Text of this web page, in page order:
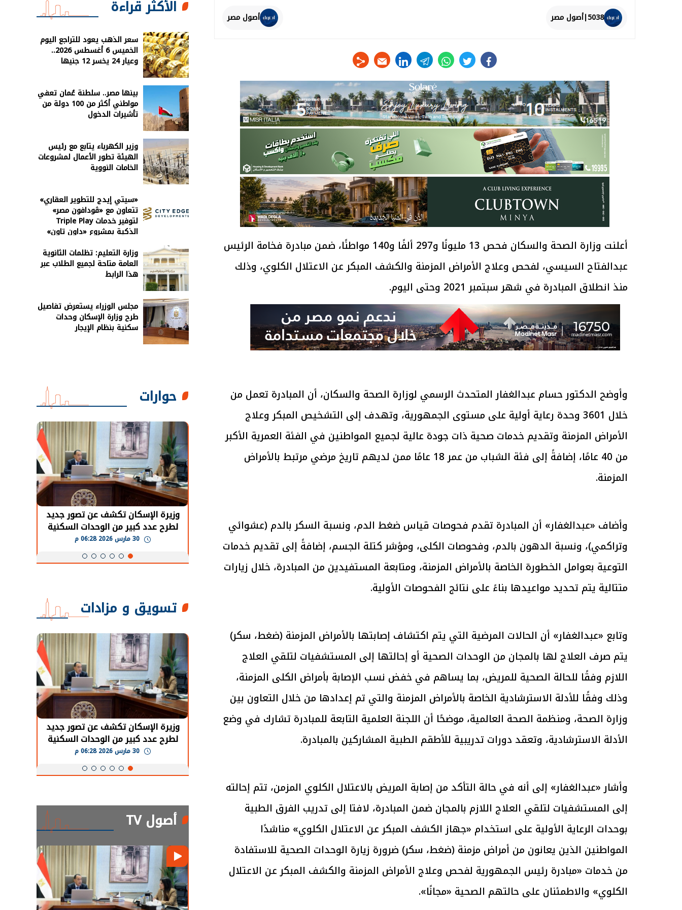
5038|أصول مصر أصول مصر
facebook
twitter
whats
telegram
linkedin
أعلنت وزارة الصحة والسكان فحص 13 مليونًا و297 ألفًا و140 مواطنًا، ضمن مبادرة فخامة الرئيس
عبدالفتاح السيسي، لفحص وعلاج الأمراض المزمنة والكشف المبكر عن الاعتلال الكلوي، وذلك
منذ انطلاق المبادرة في شهر سبتمبر 2021 وحتى اليوم.
وأوضح الدكتور حسام عبدالغفار المتحدث الرسمي لوزارة الصحة والسكان، أن المبادرة تعمل من
خلال 3601 وحدة رعاية أولية على مستوى الجمهورية، وتهدف إلى التشخيص المبكر وعلاج
الأمراض المزمنة وتقديم خدمات صحية ذات جودة عالية لجميع المواطنين في الفئة العمرية الأكبر
من 40 عامًا، إضافةً إلى فئة الشباب من عمر 18 عامًا ممن لديهم تاريخ مرضي مرتبط بالأمراض
المزمنة.
وأضاف «عبدالغفار» أن المبادرة تقدم فحوصات قياس ضغط الدم، ونسبة السكر بالدم (عشوائي
وتراكمي)، ونسبة الدهون بالدم، وفحوصات الكلى، ومؤشر كتلة الجسم، إضافةً إلى تقديم خدمات
التوعية بعوامل الخطورة الخاصة بالأمراض المزمنة، ومتابعة المستفيدين من المبادرة، خلال زيارات
متتالية يتم تحديد مواعيدها بناءً على نتائج الفحوصات الأولية.
وتابع «عبدالغفار» أن الحالات المرضية التي يتم اكتشاف إصابتها بالأمراض المزمنة (ضغط، سكر)
يتم صرف العلاج لها بالمجان من الوحدات الصحية أو إحالتها إلى المستشفيات لتلقي العلاج
اللازم وفقًا للحالة الصحية للمريض، بما يساهم في خفض نسب الإصابة بأمراض الكلى المزمنة،
وذلك وفقًا للأدلة الاسترشادية الخاصة بالأمراض المزمنة والتي تم إعدادها من خلال التعاون بين
وزارة الصحة، ومنظمة الصحة العالمية، موضحًا أن اللجنة العلمية التابعة للمبادرة تشارك في وضع
الأدلة الاسترشادية، وتعقد دورات تدريبية للأطقم الطبية المشاركين بالمبادرة.
وأشار «عبدالغفار» إلى أنه في حالة التأكد من إصابة المريض بالاعتلال الكلوي المزمن، تتم إحالته
إلى المستشفيات لتلقي العلاج اللازم بالمجان ضمن المبادرة، لافتا إلى تدريب الفرق الطبية
بوحدات الرعاية الأولية على استخدام «جهاز الكشف المبكر عن الاعتلال الكلوي» مناشدًا
المواطنين الذين يعانون من أمراض مزمنة (ضغط، سكر) ضرورة زيارة الوحدات الصحية للاستفادة
من خدمات «مبادرة رئيس الجمهورية لفحص وعلاج الأمراض المزمنة والكشف المبكر عن الاعتلال
الكلوي» والاطمئنان على حالتهم الصحية «مجانًا».
الأكثر قراءة
سعر الذهب يعود للتراجع اليوم
الخميس 6 أغسطس 2026..
وعيار 24 يخسر 12 جنيها
بينها مصر.. سلطنة عُمان تعفي
مواطني أكثر من 100 دولة من
تأشيرات الدخول
وزير الكهرباء يتابع مع رئيس
الهيئة تطور الأعمال لمشروعات
الخامات النووية
«سيتي إيدج للتطوير العقاري»
تتعاون مع «ڤودافون مصر»
لتوفير خدمات Triple Play
الذكية بمشروع «داون تاون»
وزارة التعليم: تظلمات الثانوية
العامة متاحة لجميع الطلاب عبر
هذا الرابط
مجلس الوزراء يستعرض تفاصيل
طرح وزارة الإسكان وحدات
سكنية بنظام الإيجار
حوارات
الاقتصاد العالمي وأسعار الوقود حال
استمرار الأزمة في الشرق الأوسط
بتنفيذ التوجيهات الرئاسية بطرح وحدات
سكنية بالإيجار للمواطنين
واسع.. والبترول: مصر تعزز مكانتها
بوصفها مركزًا إقليميًّا للطاقة
30 مارس 2026 03:59 م
وزيرة الإسكان تكشف عن تصور جديد
لطرح عدد كبير من الوحدات السكنية
بنظام الإيجار
تسويق و مزادات
الرئيس السيسي: تداعيات خطيرة على
الاقتصاد العالمي وأسعار الوقود حال
رئيس الوزراء يتابع الإجراءات الخاصة
بتنفيذ التوجيهات الرئاسية بطرح وحدات
سكنية بالإيجار للمواطنين
افتتاح «إيجبس 2026» بحضور دولي
واسع.. والبترول: مصر تعزز مكانتها
وزيرة الإسكان تكشف عن تصور جديد
لطرح عدد كبير من الوحدات السكنية
بنظام الإيجار
أصول TV